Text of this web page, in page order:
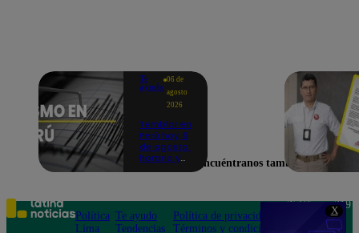
X
Te
ayudo
06 de
agosto
2026
Temblor en
Perú hoy, 6
de agosto:
horario y
según IGP
Encuéntranos también en
Política
Lima
Te ayudo
Tendencias
Política de privacidad
Términos y condiciones
Teléfono: 219
Av. San